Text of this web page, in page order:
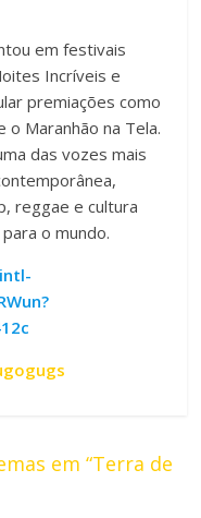
em festivais
Incríveis e
premiações como
Maranhão na Tela.
das vozes mais
reggae e cultura
o mundo.
em “Terra de